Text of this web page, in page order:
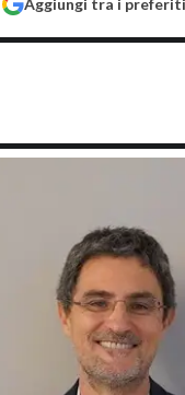
Aggiungi tra i